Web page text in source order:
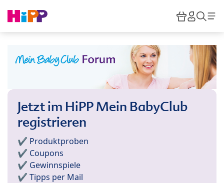
HiPP
Jetzt im HiPP Mein BabyClub
registrieren
✔️ Produktproben
✔️ Coupons
✔️ Gewinnspiele
✔️ Tipps per Mail